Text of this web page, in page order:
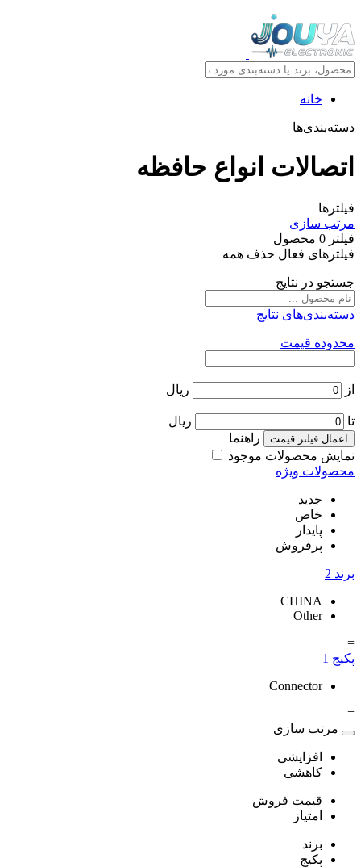
خانه
دسته‌بندی‌ها
اتصالات انواع حافظه
فیلترها
مرتب سازی
فیلتر 0 محصول
فیلترهای فعال حذف همه
جستجو در نتایج
دسته‌بندی‌های نتایج
محدوده قیمت
از ریال
تا ریال
اعمال فیلتر قیمت
راهنما
نمایش محصولات موجود
محصولات ویژه
جدید
خاص
پایدار
پرفروش
برند 2
CHINA
Other
=
پکیج 1
Connector
=
مرتب سازی
افزایشی
کاهشی
قیمت فروش
امتیاز
برند
پکیج